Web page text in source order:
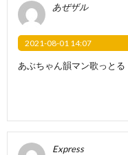
あぜザル
2021-08-01 14:07
あぶちゃん韻マン歌っとる
Express